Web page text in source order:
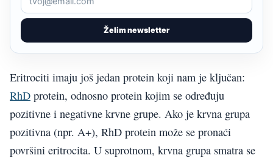
Želim newsletter
Eritrociti imaju još jedan protein koji nam je ključan:
RhD protein, odnosno protein kojim se određuju
pozitivne i negativne krvne grupe. Ako je krvna grupa
pozitivna (npr. A+), RhD protein može se pronaći
površini eritrocita. U suprotnom, krvna grupa smatra se